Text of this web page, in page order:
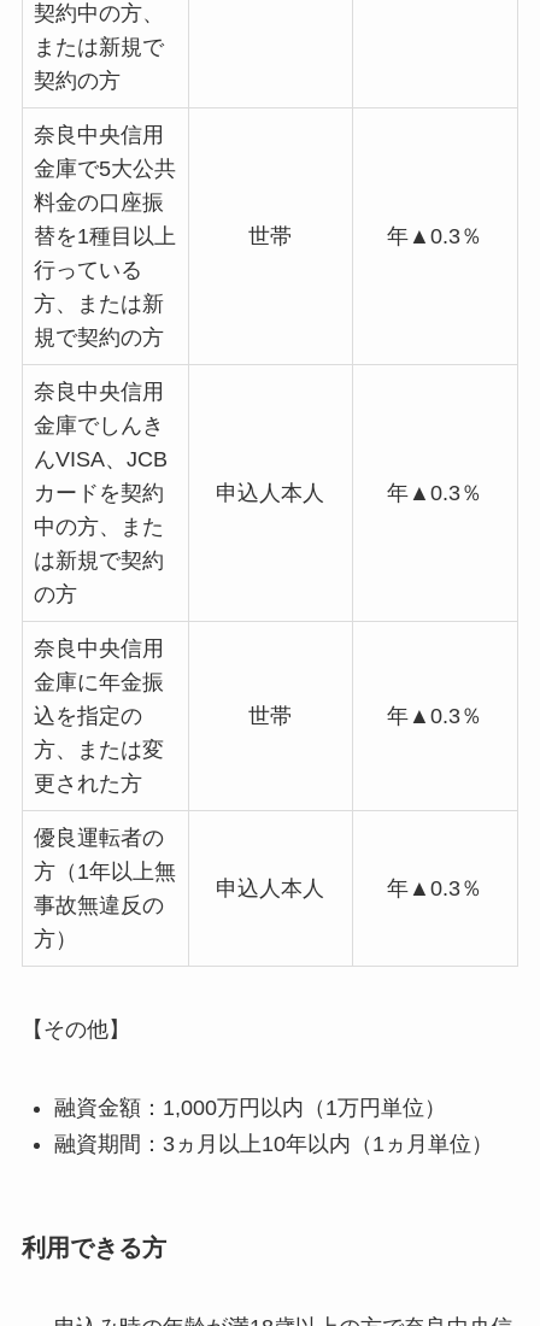
契約中の方、
または新規で
契約の方
奈良中央信用
金庫で5大公共
料金の口座振
替を1種目以上
行っている
方、または新
規で契約の方
世帯 年▲0.3％
奈良中央信用
金庫でしんき
んVISA、JCB
カードを契約
中の方、また
は新規で契約
の方
申込人本人 年▲0.3％
奈良中央信用
金庫に年金振
込を指定の
方、または変
更された方
世帯 年▲0.3％
優良運転者の
方（1年以上無
事故無違反の
方）
申込人本人 年▲0.3％
【その他】
融資金額：1,000万円以内（1万円単位）
融資期間：3ヵ月以上10年以内（1ヵ月単位）
利用できる方